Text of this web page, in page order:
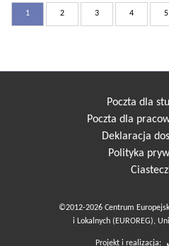
1 2 3 4 5
Poczta dla
Poczta dla
Deklaracja
Polityka
©2012-2026 Centrum
i Lokalnych (EUROREG),
Projekt i realizacja: